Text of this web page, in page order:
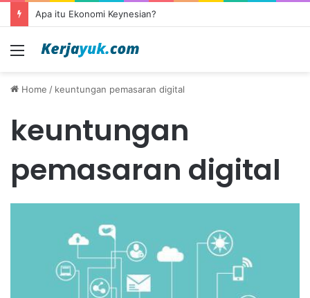
Apa itu Ekonomi Keynesian?
Menu
Home / keuntungan pemasaran digital
keuntungan
pemasaran digital